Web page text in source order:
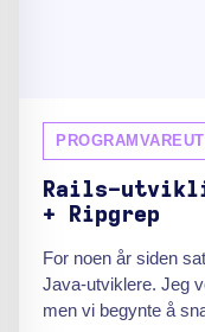
Rails-
+ Ripgrep
For noen år siden
Java-utviklere. Jeg
men vi begynte å